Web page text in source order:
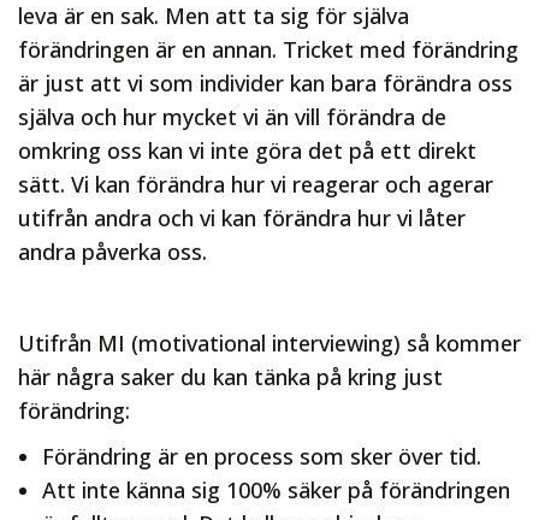
leva är en sak. Men att ta sig för själva
förändringen är en annan. Tricket med förändring
är just att vi som individer kan bara förändra oss
själva och hur mycket vi än vill förändra de
omkring oss kan vi inte göra det på ett direkt
sätt. Vi kan förändra hur vi reagerar och agerar
utifrån andra och vi kan förändra hur vi låter
andra påverka oss.
Utifrån MI (motivational interviewing) så kommer
här några saker du kan tänka på kring just
förändring:
Förändring är en process som sker över tid.
Att inte känna sig 100% säker på förändringen